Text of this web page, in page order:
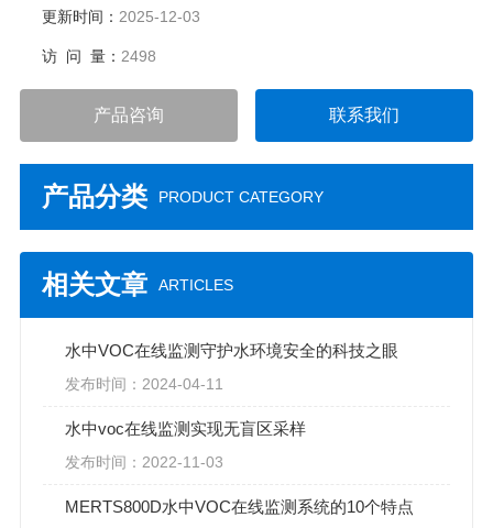
更新时间： 2025-12-03
访 问 量： 2498
产品咨询 联系我们
产品分类 PRODUCT CATEGORY
相关文章 ARTICLES
水中VOC在线监测守护水环境安全的科技之眼
发布时间：2024-04-11
水中voc在线监测实现无盲区采样
发布时间：2022-11-03
MERTS800D水中VOC在线监测系统的10个特点